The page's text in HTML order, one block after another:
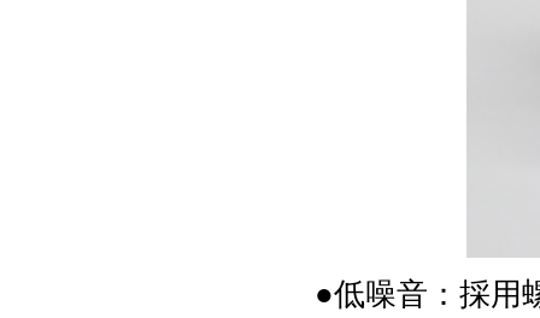
●低噪音：採用